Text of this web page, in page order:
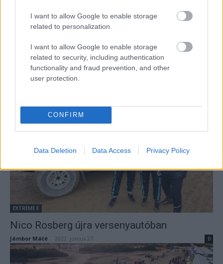
I want to allow Google to enable storage
related to personalization.
I want to allow Google to enable storage
related to security, including authentication
functionality and fraud prevention, and other
user protection.
CONFIRM
Data Deletion Data Access Privacy Policy
EXTREME E
Szardínián a pálya régi, de szinte minden
Jámbor Máté - 2022. július 5.
EXTREME E
Nico Rosberg újra versenyautóban
Jámbor Máté 2022. június 27. 0